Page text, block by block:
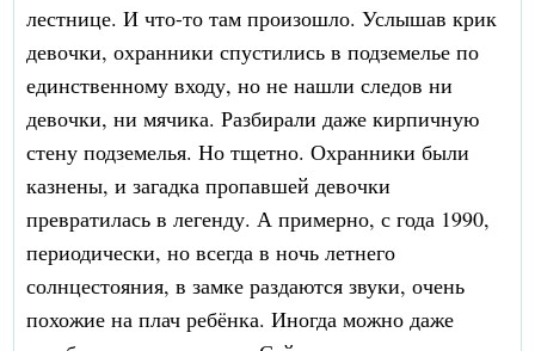
лестнице. И что-то там произошло. Услышав крик
девочки, охранники спустились в подземелье по
единственному входу, но не нашли следов ни
девочки, ни мячика. Разбирали даже кирпичную
стену подземелья. Но тщетно. Охранники были
казнены, и загадка пропавшей девочки
превратилась в легенду. А примерно, с года 1990,
периодически, но всегда в ночь летнего
солнцестояния, в замке раздаются звуки, очень
похожие на плач ребёнка. Иногда можно даже